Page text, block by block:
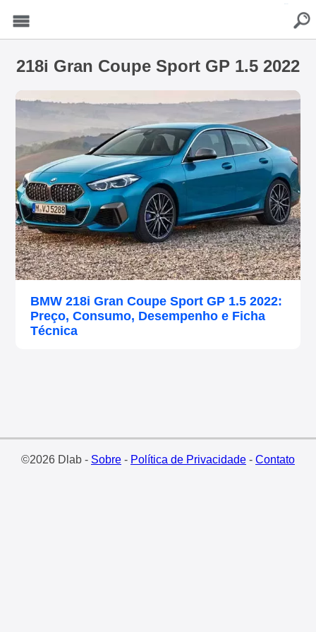
218i Gran Coupe Sport GP 1.5 2022
BMW 218i Gran Coupe Sport GP 1.5 2022:
Preço, Consumo, Desempenho e Ficha
Técnica
©2026 Dlab - Sobre- Política de Privacidade- Contato